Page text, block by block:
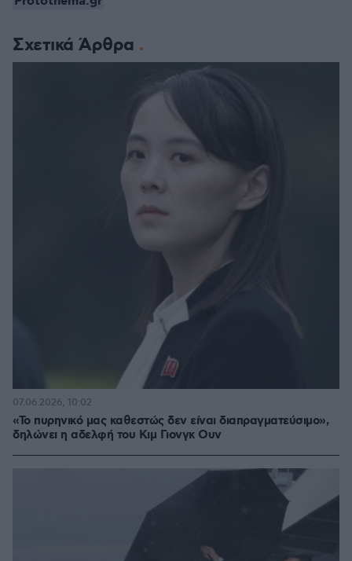
Σχετικά Άρθρα
«Το πυρηνικό μας καθεστώς δεν είναι διαπραγματεύσιμο»,
δηλώνει η αδελφή του Κιμ Γιονγκ Ουν
07.06.2026, 10:02